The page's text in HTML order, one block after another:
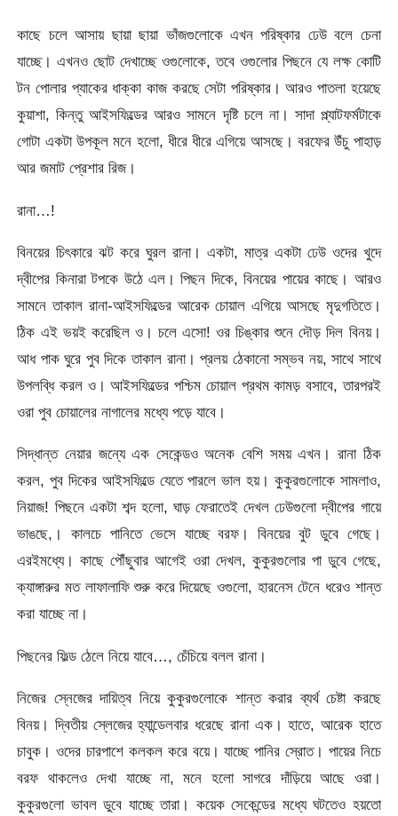
কাছে চলে আসায় ছায়া ছায়া ভাঁজগুলোকে এখন পরিষ্কার ঢেউ বলে চেনা
যাচ্ছে। এখনও ছোট দেখাচ্ছে ওগুলোকে, তবে ওগুলোর পিছনে যে লক্ষ কোটি
টন পোলার প্যাকের ধাক্কা কাজ করছে সেটা পরিষ্কার। আরও পাতলা হয়েছে
কুয়াশা, কিন্তু আইসফিল্ডের আরও সামনে দৃষ্টি চলে না। সাদা প্ল্যাটফর্মটাকে
গোটা একটা উপকূল মনে হলো, ধীরে ধীরে এগিয়ে আসছে। বরফের উঁচু পাহাড়
আর জমাট প্রেশার রিজ।
রানা…!
বিনয়ের চিৎকারে ঝট করে ঘুরল রানা। একটা, মাত্র একটা ঢেউ ওদের খুদে
দ্বীপের কিনারা টপকে উঠে এল। পিছন দিকে, বিনয়ের পায়ের কাছে। আরও
সামনে তাকাল রানা-আইসফিল্ডের আরেক চোয়াল এগিয়ে আসছে মৃদুগতিতে।
ঠিক এই ভয়ই করেছিল ও। চলে এসো! ওর চিঙ্কার শুনে দৌড় দিল বিনয়।
আধ পাক ঘুরে পুব দিকে তাকাল রানা। প্রলয় ঠেকানো সম্ভব নয়, সাথে সাথে
উপলব্ধি করল ও। আইসফিল্ডের পশ্চিম চোয়াল প্রথম কামড় বসাবে, তারপরই
ওরা পুব চোয়ালের নাগালের মধ্যে পড়ে যাবে।
সিদ্ধান্ত নেয়ার জন্যে এক সেকেন্ডও অনেক বেশি সময় এখন। রানা ঠিক
করল, পুব দিকের আইসফিল্ডে যেতে পারলে ভাল হয়। কুকুরগুলোকে সামলাও,
নিয়াজ! পিছনে একটা শব্দ হলো, ঘাড় ফেরাতেই দেখল ঢেউগুলো দ্বীপের গায়ে
ভাঙছে,। কালচে পানিতে ভেসে যাচ্ছে বরফ। বিনয়ের বুট ডুবে গেছে।
এরইমধ্যে। কাছে পৌঁছুবার আগেই ওরা দেখল, কুকুরগুলোর পা ডুবে গেছে,
ক্যাঙ্গারুর মত লাফালাফি শুরু করে দিয়েছে ওগুলো, হারনেস টেনে ধরেও শান্ত
করা যাচ্ছে না।
পিছনের ফিল্ড ঠেলে নিয়ে যাবে…, চেঁচিয়ে বলল রানা।
নিজের স্নেজের দায়িত্ব নিয়ে কুকুরগুলোকে শান্ত করার ব্যর্থ চেষ্টা করছে
বিনয়। দ্বিতীয় স্লেজের হ্যান্ডেলবার ধরেছে রানা এক। হাতে, আরেক হাতে
চাবুক। ওদের চারপাশে কলকল করে বয়ে। যাচ্ছে পানির স্রোত। পায়ের নিচে
বরফ থাকলেও দেখা যাচ্ছে না, মনে হলো সাগরে দাঁড়িয়ে আছে ওরা।
কুকুরগুলো ভাবল ডুবে যাচ্ছে তারা। কয়েক সেকেন্ডের মধ্যে ঘটতেও হয়তো